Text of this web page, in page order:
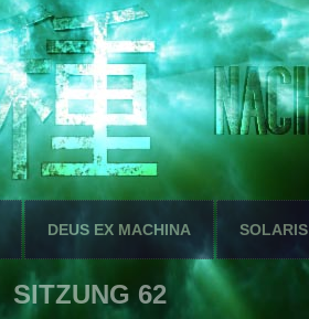
DEUS EX MACHINA SOLARIS
SITZUNG 62